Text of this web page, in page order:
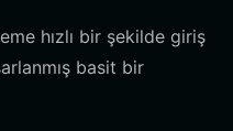
hızlı bir şekilde giriş
basit bir